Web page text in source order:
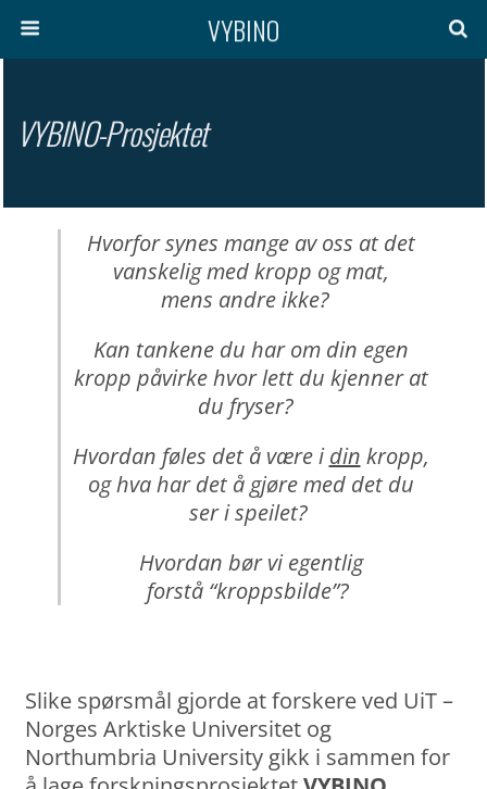
VYBINO
VYBINO-Prosjektet
Hvorfor synes mange av oss at det
vanskelig med kropp og mat,
mens andre ikke?
Kan tankene du har om din egen
kropp påvirke hvor lett du kjenner at
du fryser?
Hvordan føles det å være idin kropp,
og hva har det å gjøre med det du
ser i speilet?
Hvordan bør vi egentlig
forstå “kroppsbilde”?
Slike spørsmål gjorde at forskere ved UiT –
Norges Arktiske Universitet og
Northumbria University gikk i sammen for